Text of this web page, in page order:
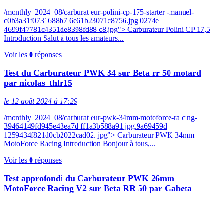
/monthly_2024_08/carburat eur-polini-cp-175-starter -manuel-
c0b3a31f0731688b7 6e61b23071c8756.jpg.0274e
4699f47781c4351de8398fd88 c8.jpg"> Carburateur Polini CP 17,5
Introduction Salut à tous les amateurs...
Voir les 0 réponses
Test du Carburateur PWK 34 sur Beta rr 50 motard
par nicolas_thlr15
le 12 août 2024 à 17:29
/monthly_2024_08/carburat eur-pwk-34mm-motoforce-ra cing-
39464149fd945e43ea7d ff1a3b588a91.jpg.9a69459d
1259434f821d0cb2022cad02. jpg"> Carburateur PWK 34mm
MotoForce Racing Introduction Bonjour à tous,...
Voir les 0 réponses
Test approfondi du Carburateur PWK 26mm
MotoForce Racing V2 sur Beta RR 50 par Gabeta